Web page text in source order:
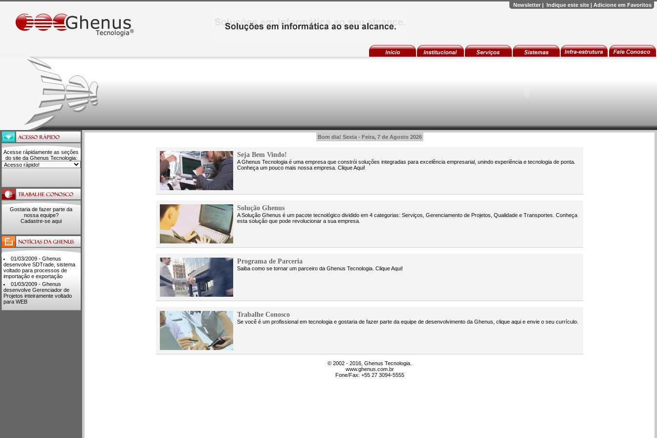
Newsletter | Indique este site | Adicione em Favoritos
Acesse rápidamente as seções
do site da Ghenus Tecnologia:
Gostaria de fazer parte da
nossa equipe?
Cadastre-se aqui
01/03/2009 - Ghenus
desenvolve SDTrade, sistema
voltado para processos de
importação e exportação
01/03/2009 - Ghenus
desenvolve Gerenciador de
Projetos inteiramente voltado
para WEB
Bom dia! Sexta - Feira, 7 de Agosto 2026
Seja Bem Vindo!
A Ghenus Tecnologia é uma empresa que constrói soluções integradas para excelência empresarial, unindo experiência e tecnologia de ponta.
Conheça um pouco mais nossa empresa. Clique Aqui!
Solução Ghenus
A Solução Ghenus é um pacote tecnológico dividido em 4 categorias: Serviços, Gerenciamento de Projetos, Qualidade e Transportes. Conheça
esta solução que pode revolucionar a sua empresa.
Programa de Parceria
Saiba como se tornar um parceiro da Ghenus Tecnologia. Clique Aqui!
Trabalhe Conosco
Se você é um profissional em tecnologia e gostaria de fazer parte da equipe de desenvolvimento da Ghenus, clique aqui e envie o seu currículo.
© 2002 - 2016, Ghenus Tecnologia.
www.ghenus.com.br
Fone/Fax: +55 27 3094-5555